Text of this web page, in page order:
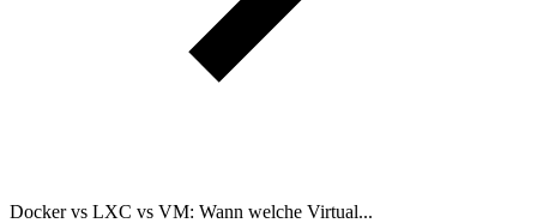
Docker vs LXC vs VM: Wann welche Virtual...